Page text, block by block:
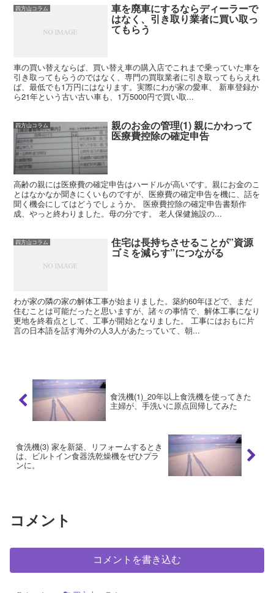
四方山コラム 車を廃車にするならディーラーで
はなく、引き取り業者に買い取っ
てもらう
車の買い替えならば、買い替え車の購入店でこれまで乗っていた車を
引き取ってもらうのではなく、専門の買取業者に引き取ってもらえれ
ば、最低でも1万円にはなります。実際にわが家の愛車、 新車登録か
ら21年という古い古い車も、1万5000円で買い取...
四方山コラム 親のお金の管理(1) 親にかわって
医療費控除の確定申告
高齢の親には医療費の確定申告はハードルが高いです。親にお金のこ
とはなかなか聞きにくいものですが、医療費の確定申告を機に、話を
聞く機会にしてはどうでしょうか。 医療費控除の確定申告書類作
成、やっと終わりました。母の分です。 老人保健施設の...
四方山コラム 住宅は長持ちさせることが”資源
ゴミを減らす”につながる
わが家の隣の家の解体工事が始まりました。築約60年ほどで、まだ
住むことは可能だったと思いますが、諸々の事情で、解体工事になり
更地を終着点として、工事が開始となりました。 工事にはおもに片
言の日本語を話す海外の人3人があたっていて、朝...
食洗機(1)_20年以上食洗機を使ってきた
主婦が、手洗いに原点回帰してみた
食洗機(3) 家を新築、リフォームするとき
は、ビルトイン食器洗乾燥機をぜひプラ
ンに。
コメント
コメントを書き込む